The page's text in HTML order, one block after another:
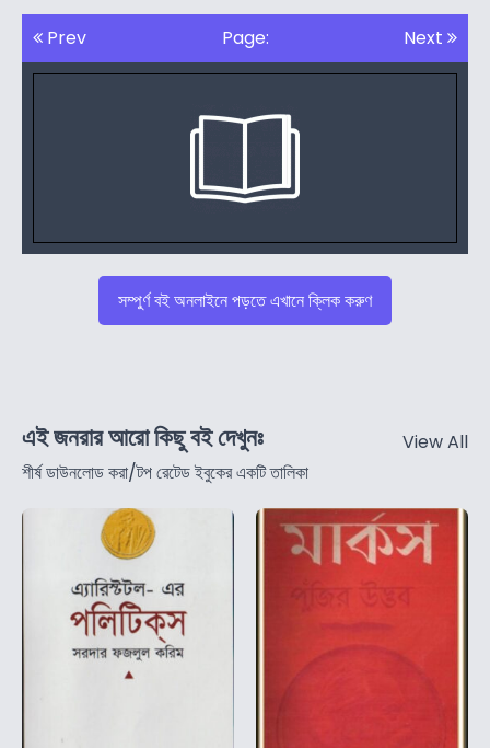
Prev Page: Next
সম্পুর্ণ বই অনলাইনে পড়তে এখানে ক্লিক করুণ
এই জনরার আরো কিছু বই দেখুনঃ
শীর্ষ ডাউনলোড করা/টপ রেটেড ইবুকের একটি তালিকা
View All